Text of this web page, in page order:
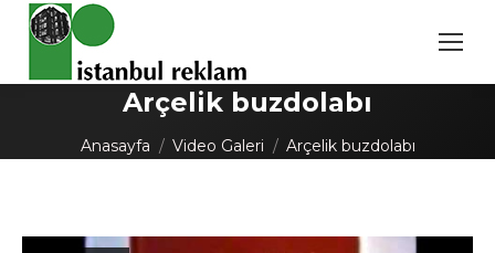
Arçelik buzdolabı
Anasayfa Video Galeri Arçelik buzdolabı